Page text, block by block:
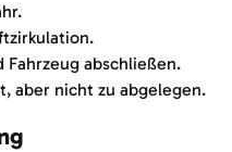
Fahrzeug abschließen.
aber nicht zu abgelegen.